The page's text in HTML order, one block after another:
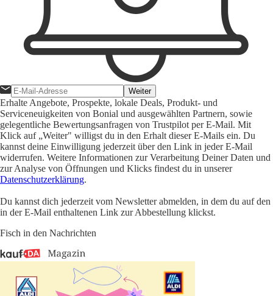
Weiter
Erhalte Angebote, Prospekte, lokale Deals, Produkt- und
Serviceneuigkeiten von Bonial und ausgewählten Partnern, sowie
gelegentliche Bewertungsanfragen von Trustpilot per E-Mail. Mit
Klick auf „Weiter" willigst du in den Erhalt dieser E-Mails ein. Du
kannst deine Einwilligung jederzeit über den Link in jeder E-Mail
widerrufen. Weitere Informationen zur Verarbeitung Deiner Daten und
zur Analyse von Öffnungen und Klicks findest du in unserer
Datenschutzerklärung.
Du kannst dich jederzeit vom Newsletter abmelden, in dem du auf den
in der E-Mail enthaltenen Link zur Abbestellung klickst.
Fisch in den Nachrichten